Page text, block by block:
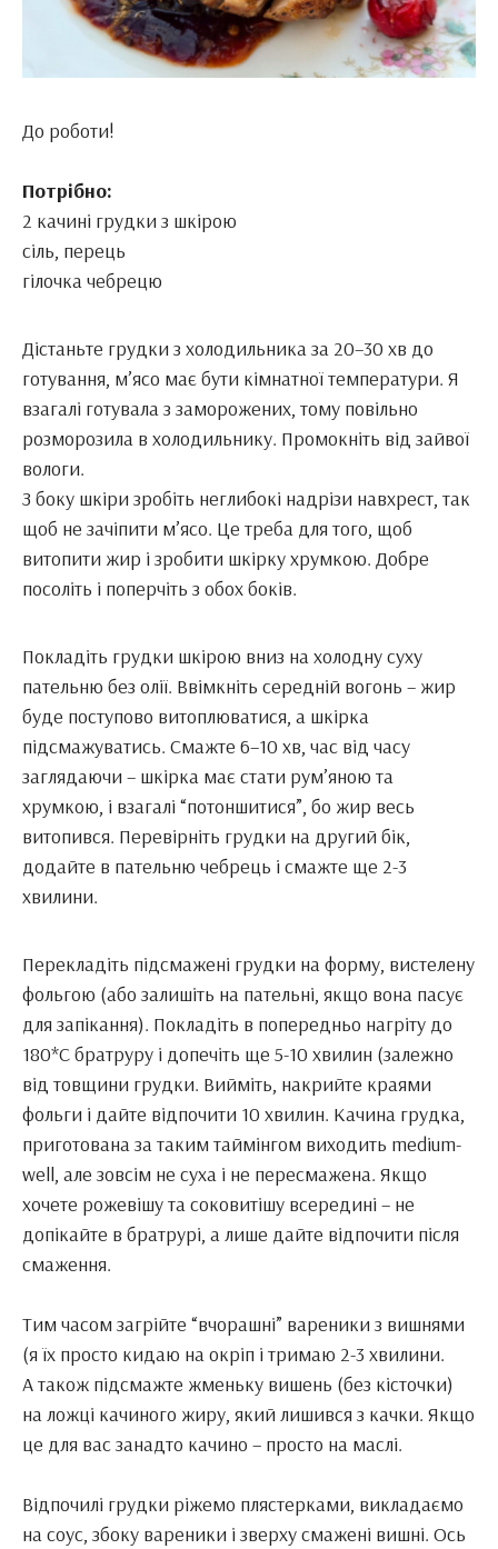
До роботи!
Потрібно:
2 качині грудки з шкірою
сіль, перець
гілочка чебрецю
Дістаньте грудки з холодильника за 20–30 хв до
готування, м’ясо має бути кімнатної температури. Я
взагалі готувала з заморожених, тому повільно
розморозила в холодильнику. Промокніть від зайвої
вологи.
З боку шкіри зробіть неглибокі надрізи навхрест, так
щоб не зачіпити м’ясо. Це треба для того, щоб
витопити жир і зробити шкірку хрумкою. Добре
посоліть і поперчіть з обох боків.
Покладіть грудки шкірою вниз на холодну суху
пательню без олії. Ввімкніть середній вогонь – жир
буде поступово витоплюватися, а шкірка
підсмажуватись. Смажте 6–10 хв, час від часу
заглядаючи – шкірка має стати рум’яною та
хрумкою, і взагалі “потоншитися”, бо жир весь
витопився. Перевірніть грудки на другий бік,
додайте в пательню чебрець і смажте ще 2-3
хвилини.
Перекладіть підсмажені грудки на форму, вистелену
фольгою (або залишіть на пательні, якщо вона пасує
для запікання). Покладіть в попередньо нагріту до
180*С братруру і допечіть ще 5-10 хвилин (залежно
від товщини грудки. Вийміть, накрийте краями
фольги і дайте відпочити 10 хвилин. Качина грудка,
приготована за таким таймінгом виходить medium-
well, але зовсім не суха і не пересмажена. Якщо
хочете рожевішу та соковитішу всередині – не
допікайте в братрурі, а лише дайте відпочити після
смаження.
Тим часом загрійте “вчорашні” вареники з вишнями
(я їх просто кидаю на окріп і тримаю 2-3 хвилини.
А також підсмажте жменьку вишень (без кісточки)
на ложці качиного жиру, який лишився з качки. Якщо
це для вас занадто качино – просто на маслі.
Відпочилі грудки ріжемо плястерками, викладаємо
на соус, збоку вареники і зверху смажені вишні. Ось